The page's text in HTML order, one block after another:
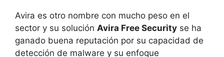
Avira es otro nombre con mucho peso en el
sector y su solución Avira Free Security se ha
ganado buena reputación por su capacidad de
detección de malware y su enfoque